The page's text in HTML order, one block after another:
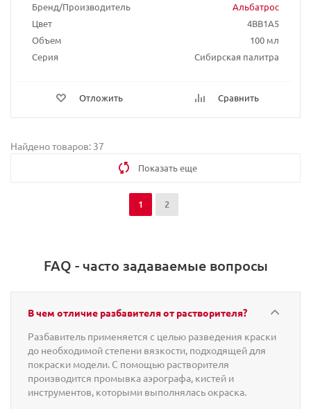
Бренд/Производитель
Альбатрос
Цвет
4BB1A5
Объем
100 мл
Серия
Сибирская палитра
Отложить Сравнить
Найдено товаров: 37
Показать еще
1 2
FAQ - часто задаваемые вопросы
В чем отличие разбавителя от растворителя?
Разбавитель применяется с целью разведения краски
до необходимой степени вязкости, подходящей для
покраски модели. С помощью растворителя
производится промывка аэрографа, кистей и
инструментов, которыми выполнялась окраска.